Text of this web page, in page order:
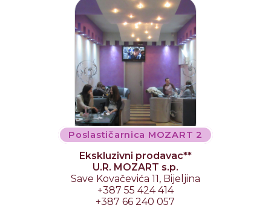
Poslastičarnica MOZART 2
Ekskluzivni prodavac**
U.R. MOZART s.p.
Save Kovačevića 11, Bijeljina
+387 55 424 414
+387 66 240 057